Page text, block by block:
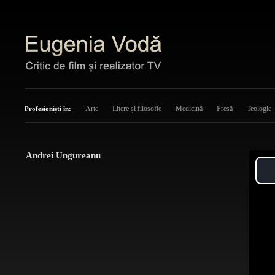
Profesioniști în: Arte Litere și filosofie Medicină Presă Teologie
Andrei Ungureanu